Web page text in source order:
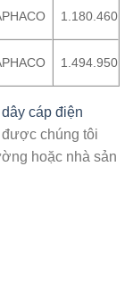
1.180.460
1.494.950
cáp điện
chúng tôi
hoặc nhà sản